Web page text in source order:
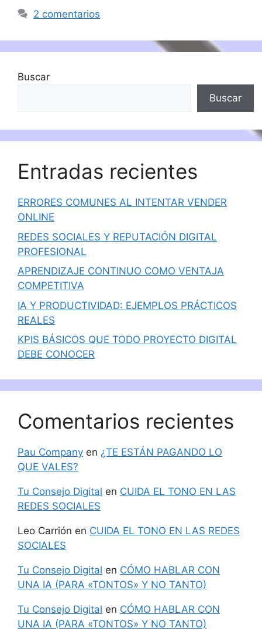
2 comentarios
Buscar
Buscar
Entradas recientes
ERRORES COMUNES AL INTENTAR VENDER
ONLINE
REDES SOCIALES Y REPUTACIÓN DIGITAL
PROFESIONAL
APRENDIZAJE CONTINUO COMO VENTAJA
COMPETITIVA
IA Y PRODUCTIVIDAD: EJEMPLOS PRÁCTICOS
REALES
KPIS BÁSICOS QUE TODO PROYECTO DIGITAL
DEBE CONOCER
Comentarios recientes
Pau Company en ¿TE ESTÁN PAGANDO LO
QUE VALES?
Tu Consejo Digital en CUIDA EL TONO EN LAS
REDES SOCIALES
Leo Carrión en CUIDA EL TONO EN LAS REDES
SOCIALES
Tu Consejo Digital en CÓMO HABLAR CON
UNA IA (PARA «TONTOS» Y NO TANTO)
Tu Consejo Digital en CÓMO HABLAR CON
UNA IA (PARA «TONTOS» Y NO TANTO)